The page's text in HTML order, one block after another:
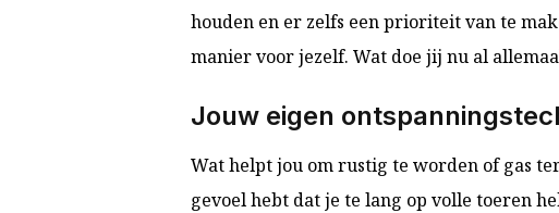
houden en er zelfs een prioriteit van te
manier voor jezelf. Wat doe jij nu al
Jouw eigen
Wat helpt jou om rustig te worden of gas
gevoel hebt dat je te lang op volle toeren